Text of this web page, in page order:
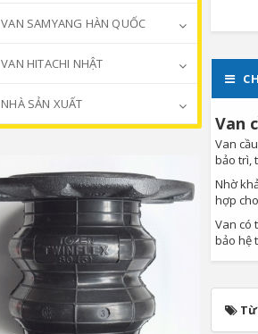
Van
Van
bảo trì,
Nhờ
hợp
Van có
bảo hệ
VAN SAMYANG HÀN QUỐC
VAN HITACHI NHẬT
NHÀ SẢN XUẤT